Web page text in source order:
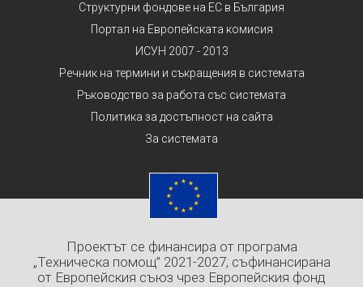
Структурни фондове на ЕС в България
Портал на Европейската комисия
ИСУН 2007 - 2013
Речник на термини и съкращения в системата
Ръководство за работа със системата
Политика за достъпност на сайта
За системата
Проектът се финансира от програма
„Техническа помощ” 2021-2027, съфинансирана
от Европейския съюз чрез Европейския фонд